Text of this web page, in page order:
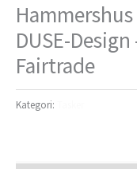
DUSE-
Fairtrade
Kategori: